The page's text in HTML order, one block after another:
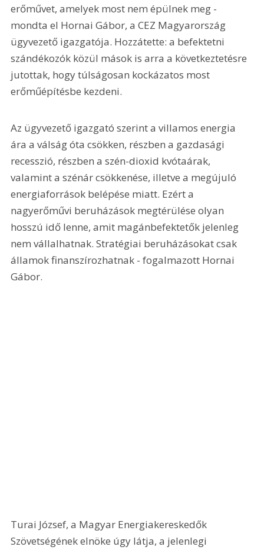
erőművet, amelyek most nem épülnek meg -
mondta el Hornai Gábor, a CEZ Magyarország
ügyvezető igazgatója. Hozzátette: a befektetni
szándékozók közül mások is arra a következtetésre
jutottak, hogy túlságosan kockázatos most
erőműépítésbe kezdeni.
Az ügyvezető igazgató szerint a villamos energia
ára a válság óta csökken, részben a gazdasági
recesszió, részben a szén-dioxid kvótaárak,
valamint a szénár csökkenése, illetve a megújuló
energiaforrások belépése miatt. Ezért a
nagyerőművi beruházások megtérülése olyan
hosszú idő lenne, amit magánbefektetők jelenleg
nem vállalhatnak. Stratégiai beruházásokat csak
államok finanszírozhatnak - fogalmazott Hornai
Gábor.
Turai József, a Magyar Energiakereskedők
Szövetségének elnöke úgy látja, a jelenlegi